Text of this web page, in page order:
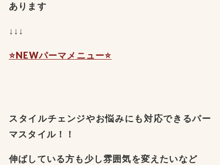
あります
↓↓↓
⭐️NEWパーマメニュー⭐️
スタイルチェンジやお悩みにも対応できるパー
マスタイル！！
伸ばしている方も少し雰囲気を変えたいなど